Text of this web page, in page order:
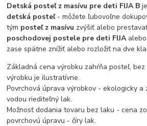
Detská posteľ z masívu pre deti FIJA B
detská posteľ - môžete ľubovoľne
tým posteľ z masívu zvýšiť alebo
poschodovej postele pre deti FIJA
zase spätne znížiť alebo rozložiť na dve
Základná cena výrobku zahŕňa posteľ,
výrobku je ilustratívne.
Povrchová úprava výrobkov - ekologicky
vodou riediteľný lak.
Možnosť dodania tovaru bez laku - cena
povrchovú úpravu - číry lak.